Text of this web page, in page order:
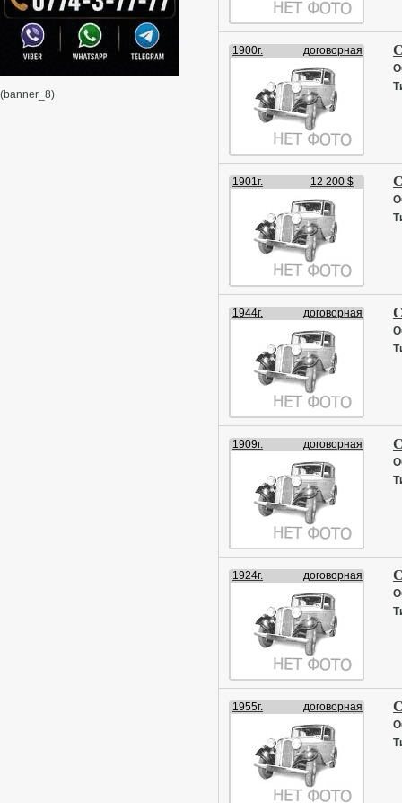
(banner_8)
1900г. договорная
1901г. 12 200 $
1944г. договорная
1909г. договорная
1924г. договорная
1955г. договорная